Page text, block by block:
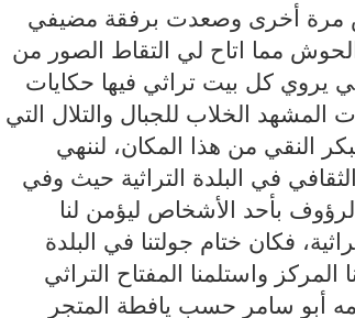
مرة أخرى وصعدت برفقة مضيفي
مما اتاح لي التقاط الصور من
يروي كل بيت تراثي فيها حكايات
الخلاب للجبال والتلال التي
النقي من هذا المكان، لننهي
في البلدة التراثية حيث وفي
بأحد الأشخاص ليؤمن لنا
فكان ختام جولتنا في البلدة
واستلمنا المفتاح التراثي
أبو سامر حسب يافطة المتجر